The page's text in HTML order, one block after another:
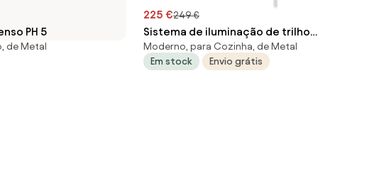
PH 5
de Metal
225 €249 €
Sistema de iluminação de trilho
moderno com 6 focos e 4 pendentes
brancos monofásicos - Slimline Uzzy
Moderno, para Cozinha, de Metal
Em stock
Envio grátis